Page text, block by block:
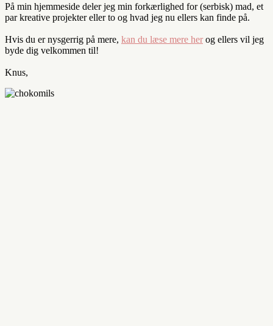
På min hjemmeside deler jeg min forkærlighed for (serbisk) mad, et
par kreative projekter eller to og hvad jeg nu ellers kan finde på.
Hvis du er nysgerrig på mere, kan du læse mere her og ellers vil jeg
byde dig velkommen til!
Knus,